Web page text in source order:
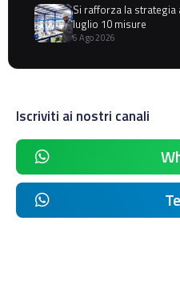
Si rafforza la
luglio 10 misure
6 Ago 2026
Iscriviti ai nostri canali